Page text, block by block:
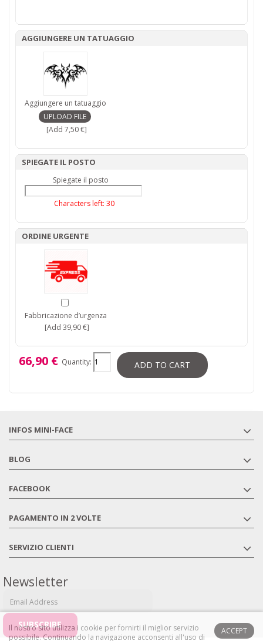
AGGIUNGERE UN TATUAGGIO
Aggiungere un tatuaggio
[Add 7,50 €]
SPIEGATE IL POSTO
Spiegate il posto
Characters left: 30
ORDINE URGENTE
Fabbricazione d’urgenza
[Add 39,90 €]
66,90 € Quantity: ADD TO CART
INFOS MINI-FACE
BLOG
FACEBOOK
PAGAMENTO IN 2 VOLTE
SERVIZIO CLIENTI
Newsletter
ACCEPT
Il nostro sito utilizza i cookie per fornirti il ​​miglior servizio
possibile.Continuando la navigazione acconsenti all'uso di